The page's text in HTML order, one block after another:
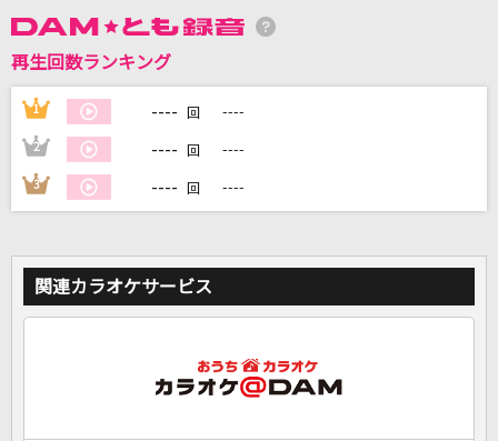
再生回数ランキング
1 ---- 回 ----
2 ---- 回 ----
3 ---- 回 ----
関連カラオケサービス